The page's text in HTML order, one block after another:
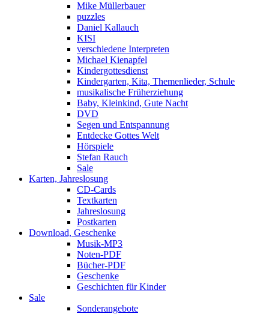
Mike Müllerbauer
puzzles
Daniel Kallauch
KISI
verschiedene Interpreten
Michael Kienapfel
Kindergottesdienst
Kindergarten, Kita, Themenlieder, Schule
musikalische Früherziehung
Baby, Kleinkind, Gute Nacht
DVD
Segen und Entspannung
Entdecke Gottes Welt
Hörspiele
Stefan Rauch
Sale
Karten, Jahreslosung
CD-Cards
Textkarten
Jahreslosung
Postkarten
Download, Geschenke
Musik-MP3
Noten-PDF
Bücher-PDF
Geschenke
Geschichten für Kinder
Sale
Sonderangebote